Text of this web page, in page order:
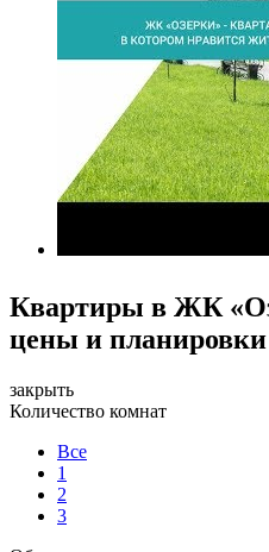
Квартиры в ЖК
цены и планировки
закрыть
Количество комнат
Все
1
2
3